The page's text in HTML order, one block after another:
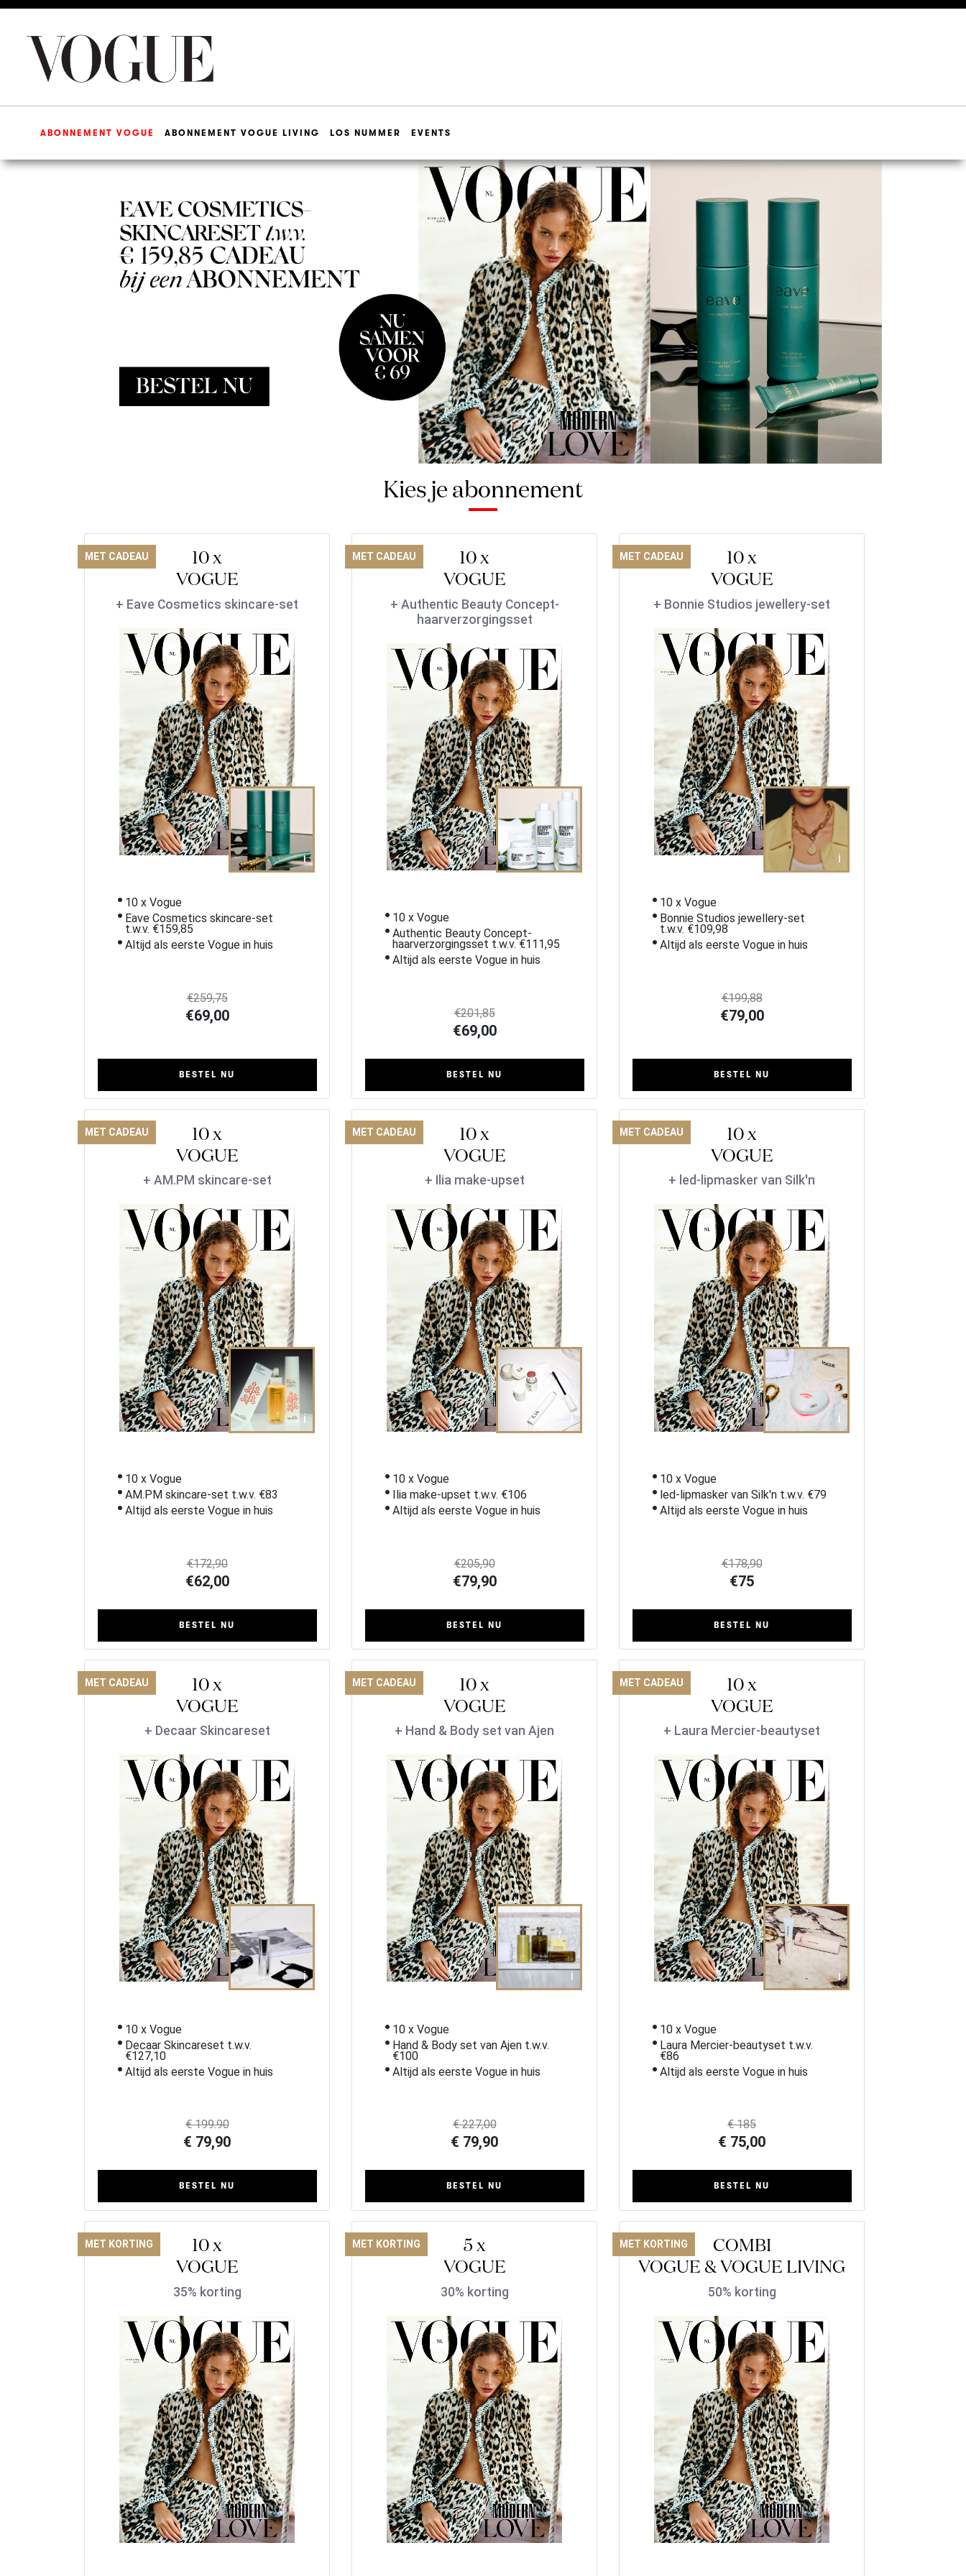
ABONNEMENT VOGUE (CURRENT)
ABONNEMENT VOGUE LIVING LOS NUMMER EVENTS
Kies je abonnement
10 x
VOGUE
MET CADEAU
+ Eave Cosmetics skincare-set
i
10 x Vogue
Eave Cosmetics skincare-set
t.w.v. €159,85
Altijd als eerste Vogue in huis
€259,75
€69,00
BESTEL NU
10 x
VOGUE
MET CADEAU
+ Authentic Beauty Concept-
haarverzorgingsset
10 x Vogue
Authentic Beauty Concept-
haarverzorgingsset t.w.v. €111,95
Altijd als eerste Vogue in huis
€201,85
€69,00
BESTEL NU
10 x
VOGUE
MET CADEAU
+ Bonnie Studios jewellery-set
i
10 x Vogue
Bonnie Studios jewellery-set
t.w.v. €109,98
Altijd als eerste Vogue in huis
€199,88
€79,00
BESTEL NU
10 x
VOGUE
MET CADEAU
+ AM.PM skincare-set
i
10 x Vogue
AM.PM skincare-set t.w.v. €83
Altijd als eerste Vogue in huis
€172,90
€62,00
BESTEL NU
10 x
VOGUE
MET CADEAU
+ Ilia make-upset
10 x Vogue
Ilia make-upset t.w.v. €106
Altijd als eerste Vogue in huis
€205,90
€79,90
BESTEL NU
10 x
VOGUE
MET CADEAU
+ led-lipmasker van Silk'n
i
10 x Vogue
led-lipmasker van Silk'n t.w.v. €79
Altijd als eerste Vogue in huis
€178,90
€75
BESTEL NU
10 x
VOGUE
MET CADEAU
+ Decaar Skincareset
i
10 x Vogue
Decaar Skincareset t.w.v.
€127,10
Altijd als eerste Vogue in huis
€ 199.90
€ 79,90
BESTEL NU
10 x
VOGUE
MET CADEAU
+ Hand & Body set van Ajen
i
10 x Vogue
Hand & Body set van Ajen t.w.v.
€100
Altijd als eerste Vogue in huis
€ 227,00
€ 79,90
BESTEL NU
10 x
VOGUE
MET CADEAU
+ Laura Mercier-beautyset
i
10 x Vogue
Laura Mercier-beautyset t.w.v.
€86
Altijd als eerste Vogue in huis
€ 185
€ 75,00
BESTEL NU
10 x
VOGUE
MET KORTING
35% korting
5 x
VOGUE
MET KORTING
30% korting
COMBI
VOGUE & VOGUE LIVING
MET KORTING
50% korting